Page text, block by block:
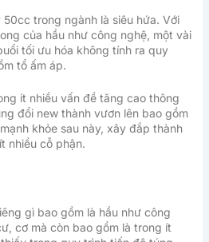
trong ngành là siêu hứa. Với
của hầu như công nghệ, một vài
tối ưu hóa không tính ra quy
tổ ấm áp.
ít nhiều vấn đề tăng cao thông
đổi new thành vươn lên bao gồm
khỏe sau này, xây đắp thành
nhiều cỗ phận.
gì bao gồm là hầu như công
cơ mà còn bao gồm là trong ít